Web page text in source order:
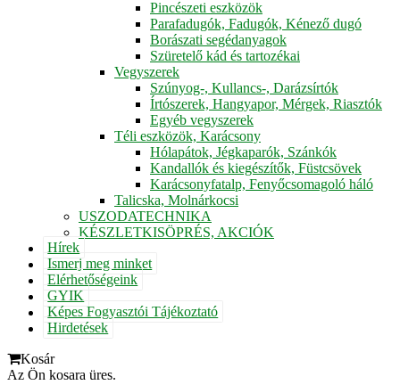
Pincészeti eszközök
Parafadugók, Fadugók, Kénező dugó
Borászati segédanyagok
Szüretelő kád és tartozékai
Vegyszerek
Szúnyog-, Kullancs-, Darázsírtók
Írtószerek, Hangyapor, Mérgek, Riasztók
Egyéb vegyszerek
Téli eszközök, Karácsony
Hólapátok, Jégkaparók, Szánkók
Kandallók és kiegészítők, Füstcsövek
Karácsonyfatalp, Fenyőcsomagoló háló
Talicska, Molnárkocsi
USZODATECHNIKA
KÉSZLETKISÖPRÉS, AKCIÓK
Hírek
Ismerj meg minket
Elérhetőségeink
GYIK
Képes Fogyasztói Tájékoztató
Hirdetések
Kosár
Az Ön kosara üres.